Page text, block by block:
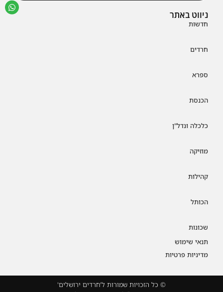
ניווט באתר
חדשות
חרדים
ספרא
הכנסת
כלכלה ונדל"ן
מוזיקה
קהילות
הכותל
שכונות
תנאי שימוש
מדיניות פרטיות
© כל הזכויות שמורות ל'חרדים ירושלים'